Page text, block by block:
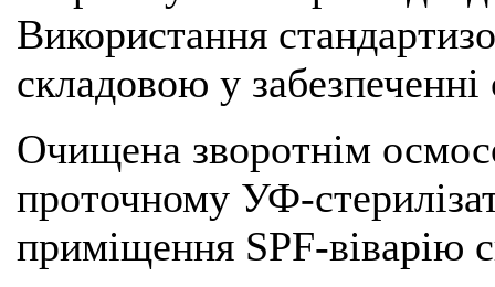
Використання
складовою у
Очищена зворотнім
проточному УФ-
приміщення SPF-віварію